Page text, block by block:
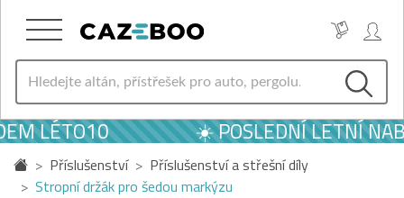
LÉTO10 ☀️ POSLEDNÍ LETNÍ
Příslušenství
Příslušenství a střešní díly
Stropní držák pro šedou markýzu